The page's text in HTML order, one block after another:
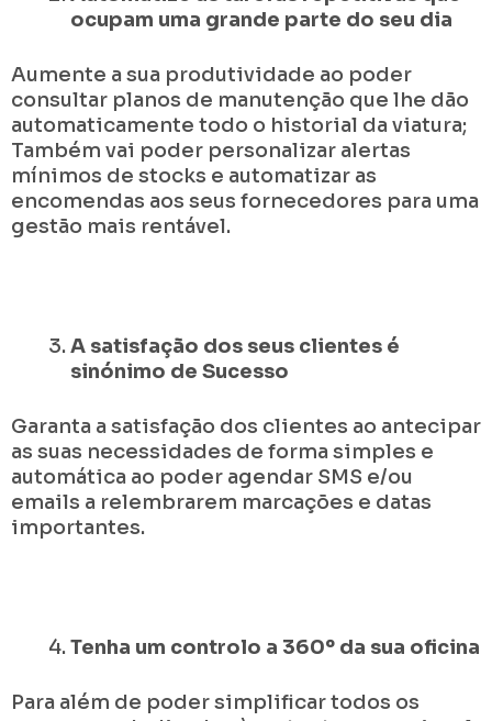
ocupam uma grande parte do seu dia
Aumente a sua produtividade ao poder
consultar planos de manutenção que lhe dão
automaticamente todo o historial da viatura;
Também vai poder personalizar alertas
mínimos de stocks e automatizar as
encomendas aos seus fornecedores para uma
gestão mais rentável.
A satisfação dos seus clientes é
sinónimo de Sucesso
Garanta a satisfação dos clientes ao antecipar
as suas necessidades de forma simples e
automática ao poder agendar SMS e/ou
emails a relembrarem marcações e datas
importantes.
Tenha um controlo a 360º da sua oficina
Para além de poder simplificar todos os